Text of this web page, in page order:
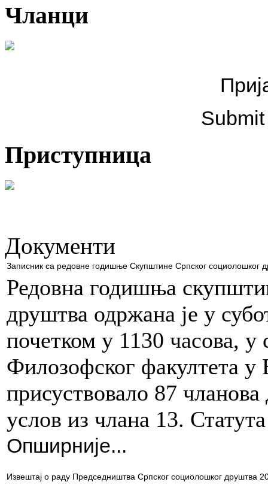
Чланци
Приступница
Документи
Записник са редовне годишње Скупштине Српског социолошког
Редовна годишња
друштва одржана је у
почетком у 1130 часова,
Филозофског факултета у
присуствовало 87
услов из члана 13.
Опширније...
Извештај о раду Председништва Српског социолошког друштва